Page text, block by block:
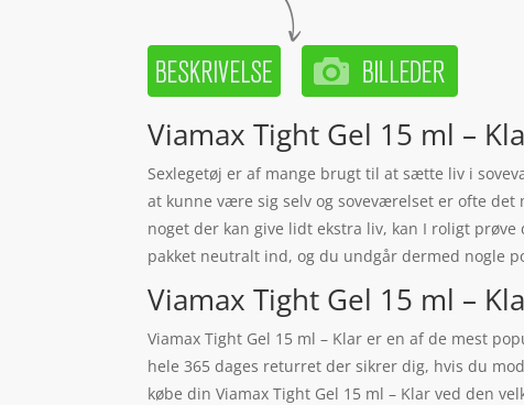
Viamax Tight Gel 15 ml –
Sexlegetøj er af mange brugt til at sætte liv i
at kunne være sig selv og soveværelset er ofte
noget der kan give lidt ekstra liv, kan I roligt
pakket neutralt ind, og du undgår dermed nogle
Viamax Tight Gel 15 ml –
Viamax Tight Gel 15 ml – Klar er en af de mest
hele 365 dages returret der sikrer dig, hvis du
købe din Viamax Tight Gel 15 ml – Klar ved den